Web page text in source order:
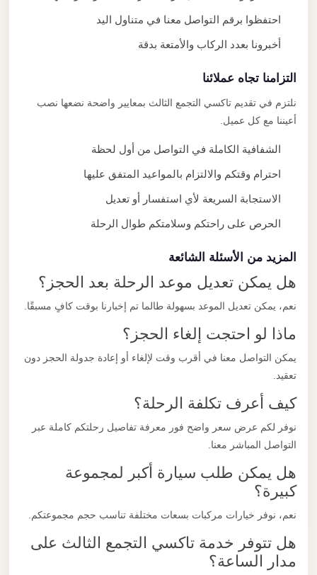
احتفظوا برقم التواصل معنا في متناول اليد
أخبرونا بعدد الركاب والأمتعة بدقة
التزامنا تجاه عملائنا
نلتزم في تقديم تاكسي التجمع الثالث بمعايير واضحة نضعها نصب
أعيننا مع كل عميل.
الشفافية الكاملة في التواصل من أول لحظة
احترام وقتكم والالتزام بالمواعيد المتفق عليها
الاستجابة السريعة لأي استفسار أو تعديل
الحرص على راحتكم وسلامتكم طوال الرحلة
المزيد من الأسئلة الشائعة
هل يمكن تعديل موعد الرحلة بعد الحجز؟
نعم، يمكن تعديل الموعد بسهولة طالما تم إخبارنا بوقت كافٍ مسبقًا.
ماذا لو احتجت إلغاء الحجز؟
يمكن التواصل معنا في أقرب وقت لإلغاء أو إعادة جدولة الحجز دون
تعقيد.
كيف أعرف تكلفة الرحلة؟
نوفر لكم عرض سعر واضح فور معرفة تفاصيل رحلتكم كاملة عبر
التواصل المباشر معنا.
هل يمكن طلب سيارة أكبر لمجموعة
كبيرة؟
نعم، نوفر خيارات مركبات بسعات مختلفة تناسب حجم مجموعتكم.
هل تتوفر خدمة تاكسي التجمع الثالث على
مدار الساعة؟